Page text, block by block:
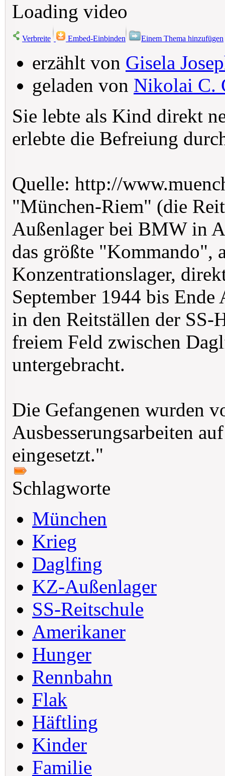
Loading video
Verbreite Embed-Einbinden Einem Thema hinzufügen
erzählt von Gisela
geladen von Nikolai C.
Sie lebte als Kind direkt
erlebte die Befreiung
Quelle: http://
"München-Riem" (die
Außenlager bei BMW in
das größte "Kommando",
Konzentrationslager,
September 1944 bis
in den Reitställen der SS-
freiem Feld zwischen
untergebracht.
Die Gefangenen wurden
Ausbesserungsarbeiten
eingesetzt."
Schlagworte
München
Krieg
Daglfing
KZ-Außenlager
SS-Reitschule
Amerikaner
Hunger
Rennbahn
Flak
Häftling
Kinder
Familie